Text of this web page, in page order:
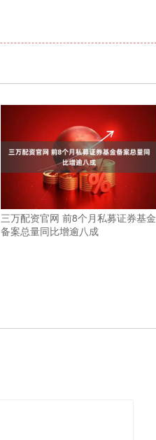
三万配资官网 前8个月私募证券基金
备案总量同比增逾八成